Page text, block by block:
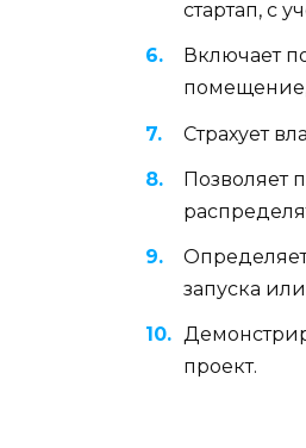
стартап, с
Включает
Страхует
Позволяет
запуска
проект.